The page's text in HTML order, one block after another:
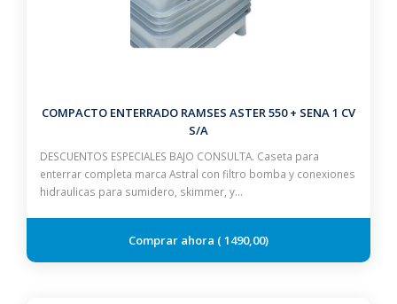
COMPACTO ENTERRADO RAMSES ASTER 550 + SENA 1 CV
S/A
DESCUENTOS ESPECIALES BAJO CONSULTA. Caseta para
enterrar completa marca Astral con filtro bomba y conexiones
hidraulicas para sumidero, skimmer, y…
1490,00